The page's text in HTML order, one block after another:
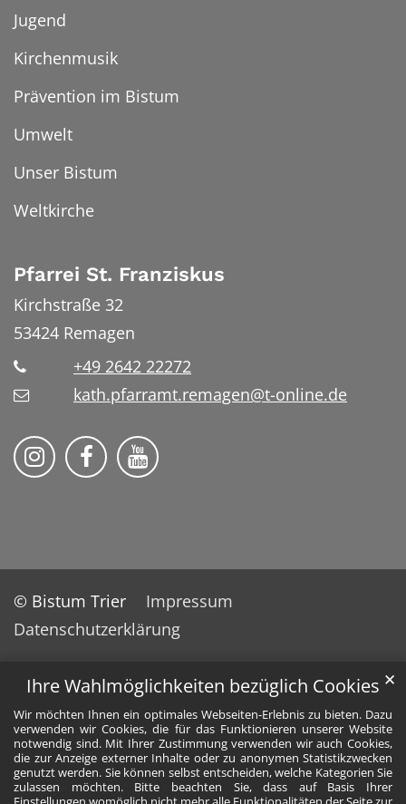
Ihre Wahlmöglichkeiten bezüglich Cookies
Wir möchten Ihnen ein optimales Webseiten-Erlebnis zu bieten. Dazu
verwenden wir Cookies, die für das Funktionieren unserer Website
notwendig sind. Mit Ihrer Zustimmung verwenden wir auch Cookies,
die zur Anzeige externer Inhalte oder zu anonymen Statistikzwecken
genutzt werden. Sie können selbst entscheiden, welche Kategorien Sie
zulassen möchten. Bitte beachten Sie, dass auf Basis Ihrer
✕
Jugend
Kirchenmusik
Prävention im Bistum
Umwelt
Unser Bistum
Weltkirche
Pfarrei St. Franziskus
Kirchstraße 32
53424 Remagen
+49 2642 22272
kath.pfarramt.remagen@t-online.de
Pfarrei St. Franziskus Remagen auf
Pfarrei St. Franziskus
© Bistum Trier
Impressum
Datenschutzerklärung